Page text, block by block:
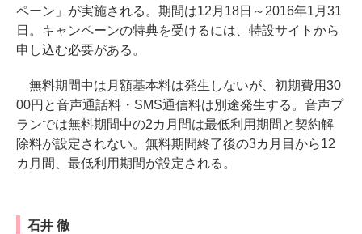
ペーン」が実施される。期間は12月18日～2016年1月31
日。キャンペーンの特典を受けるには、特設サイトから
申し込む必要がある。
無料期間中は月額基本料は発生しないが、初期費用30
00円と音声通話料・SMS通信料は別途発生する。音声プ
ランでは無料期間中の2カ月間は最低利用期間と契約解
除料が設定されない。無料期間終了後の3カ月目から12
カ月間、最低利用期間が設定される。
石井 徹